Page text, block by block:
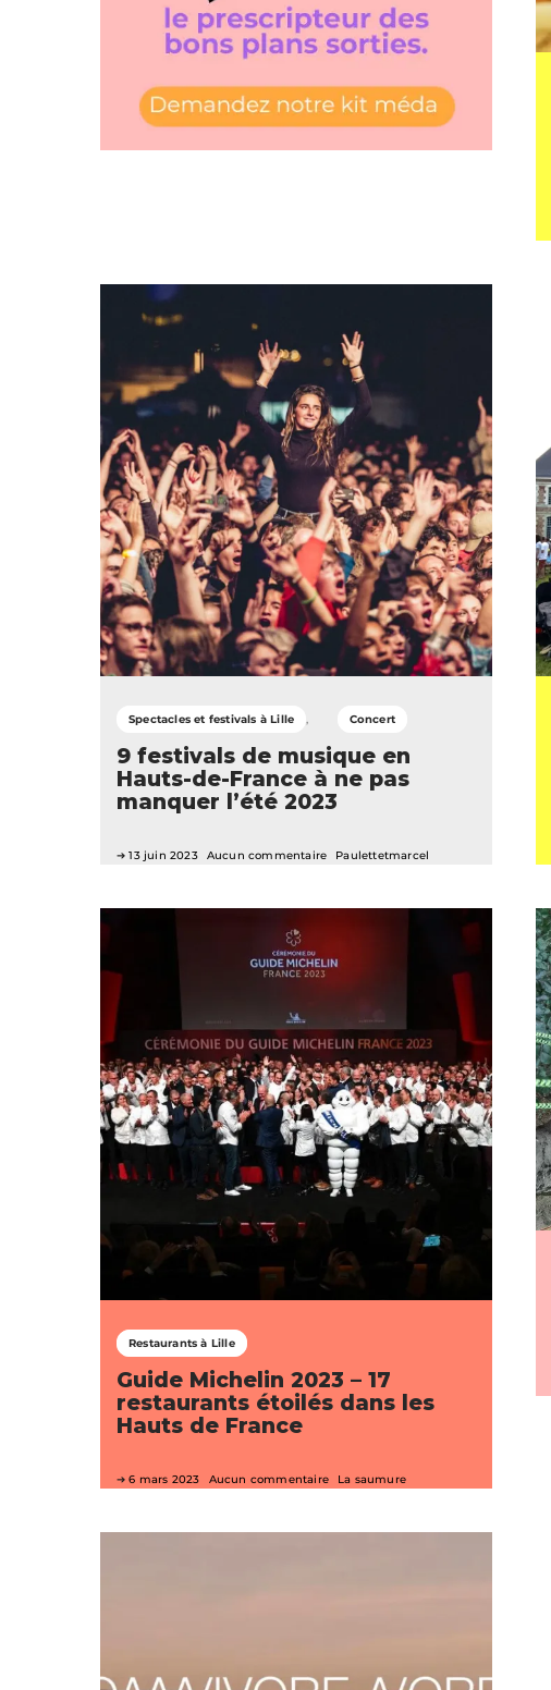
Spectacles et festivals à Lille Concert
9 festivals de musique en
Hauts-de-France à ne pas
manquer l’été 2023
13 juin 2023 Aucun commentaire Paulettetmarcel
Restaurants à Lille
Guide Michelin 2023 – 17
restaurants étoilés dans les
Hauts de France
6 mars 2023 Aucun commentaire La saumure